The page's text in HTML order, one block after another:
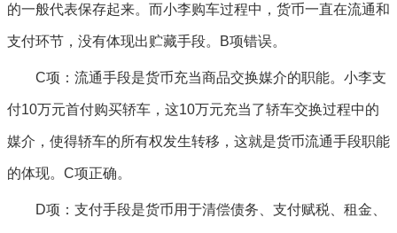
的一般代表保存起来。而小李购车过程中，货币一直在流通和
支付环节，没有体现出贮藏手段。B项错误。
C项：流通手段是货币充当商品交换媒介的职能。小李支
付10万元首付购买轿车，这10万元充当了轿车交换过程中的
媒介，使得轿车的所有权发生转移，这就是货币流通手段职能
的体现。C项正确。
D项：支付手段是货币用于清偿债务、支付赋税、租金、